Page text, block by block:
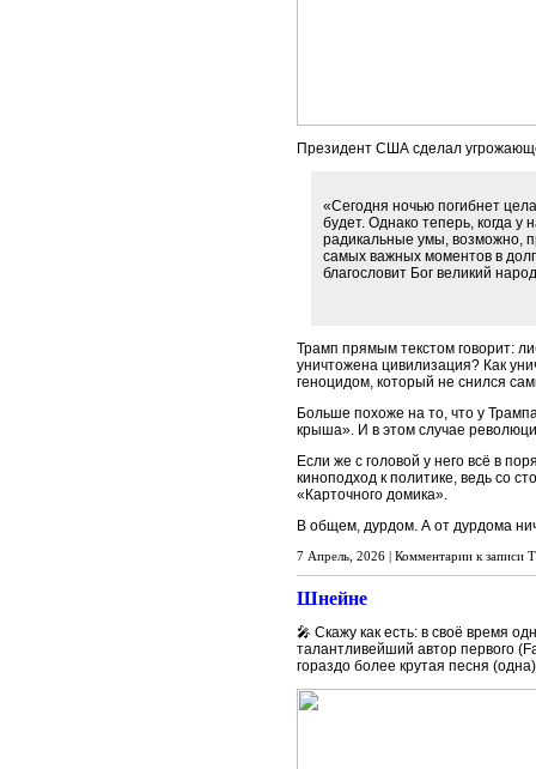
Президент США сделал
«Сегодня ночью погибнет
будет. Однако теперь, когда
радикальные умы, возможно,
самых важных моментов в
благословит Бог великий
Трамп прямым текстом говорит:
уничтожена цивилизация? Как
геноцидом, который не снился
Больше похоже на то, что у
крыша». И в этом случае
Если же с головой у него всё в
киноподход к политике, ведь со
«Карточного домика».
В общем, дурдом. А от дурдома
7 Апрель, 2026 | Комментарии к записи
Шнейне
🎤 Скажу как есть: в своё время
талантливейший автор первого
гораздо более крутая песня